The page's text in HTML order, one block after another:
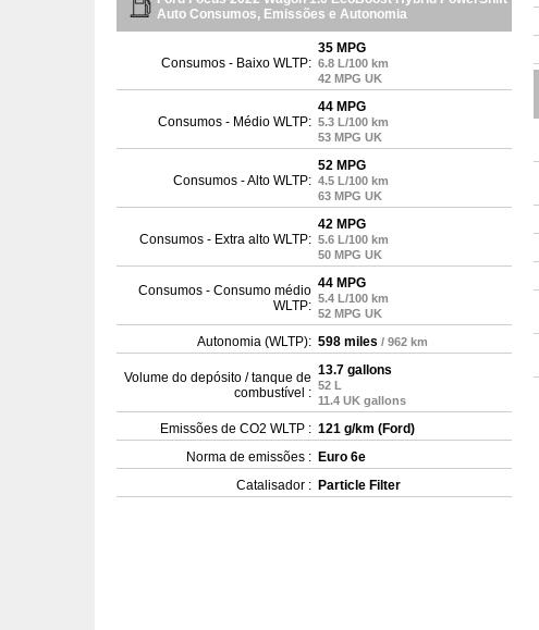
Auto Consumos, Emissões e Autonomia
Consumos - Baixo WLTP:
35 MPG
6.8 L/100 km
42 MPG UK
Consumos - Médio WLTP:
44 MPG
5.3 L/100 km
53 MPG UK
Consumos - Alto WLTP:
52 MPG
4.5 L/100 km
63 MPG UK
Consumos - Extra alto WLTP:
42 MPG
5.6 L/100 km
50 MPG UK
Consumos - Consumo médio
WLTP:
44 MPG
5.4 L/100 km
52 MPG UK
Autonomia (WLTP): 598 miles / 962 km
Volume do depósito / tanque de
combustível :
13.7 gallons
52 L
11.4 UK gallons
Emissões de CO2 WLTP : 121 g/km (Ford)
Norma de emissões : Euro 6e
Catalisador : Particle Filter